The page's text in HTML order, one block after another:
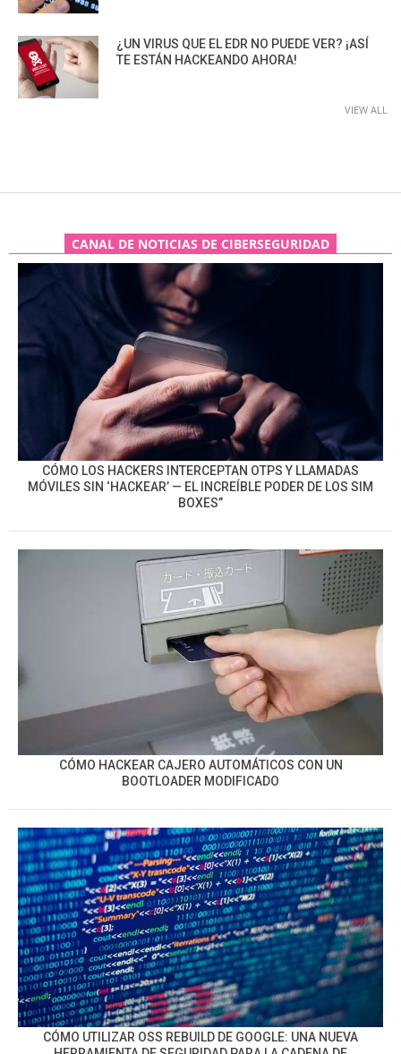
¿UN VIRUS QUE EL EDR NO PUEDE VER? ¡ASÍ
TE ESTÁN HACKEANDO AHORA!
VIEW ALL
CANAL DE NOTICIAS DE CIBERSEGURIDAD
CÓMO LOS HACKERS INTERCEPTAN OTPS Y LLAMADAS
MÓVILES SIN ‘HACKEAR’ — EL INCREÍBLE PODER DE LOS SIM
BOXES”
CÓMO HACKEAR CAJERO AUTOMÁTICOS CON UN
BOOTLOADER MODIFICADO
CÓMO UTILIZAR OSS REBUILD DE GOOGLE: UNA NUEVA